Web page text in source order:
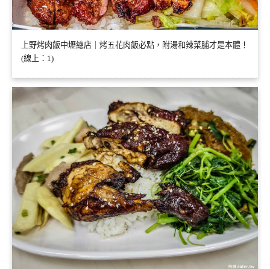
上野烤肉飯中壢總店｜烤五花肉飯必點，附湯和辣菜脯才是本體！
(線上：1)